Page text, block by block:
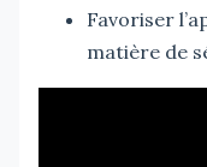
Favoriser
matière de